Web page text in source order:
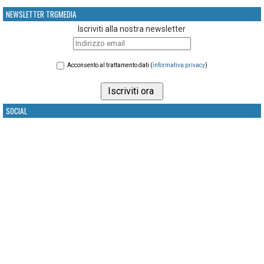
NEWSLETTER TRGMEDIA
Iscriviti alla nostra newsletter
Acconsento al trattamento dati (informativa privacy)
SOCIAL